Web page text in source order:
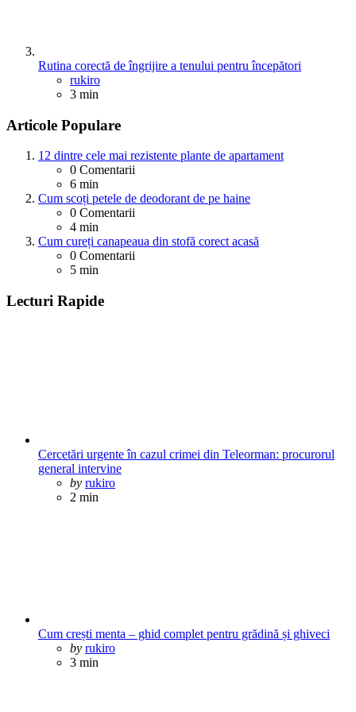
Rutina corectă de îngrijire a tenului pentru începători
Posted
rukiro
3 min
Articole Populare
12 dintre cele mai rezistente plante de apartament
0 Comentarii
6 min
Cum scoți petele de deodorant de pe haine
0 Comentarii
4 min
Cum cureți canapeaua din stofă corect acasă
0 Comentarii
5 min
Lecturi Rapide
Cercetări urgente în cazul crimei din Teleorman: procurorul
general intervine
Posted
by rukiro
2 min
Cum crești menta – ghid complet pentru grădină și ghiveci
Posted
by rukiro
3 min